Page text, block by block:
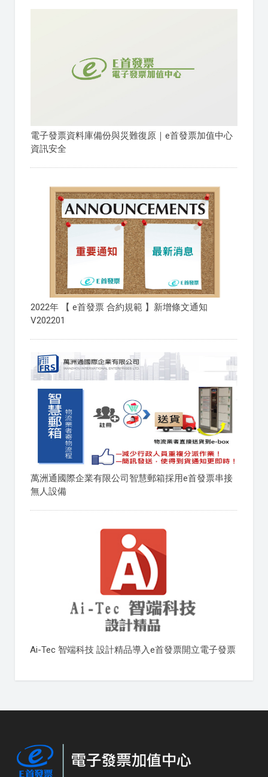
電子發票資料庫備份與災難復原｜e首發票加值中心
資訊安全
2022年 【 e首發票 合約規範 】新增條文通知
V202201
萬洲通國際企業有限公司智慧郵箱採用e首發票串接
無人設備
Ai-Tec 智端科技 設計精品導入e首發票開立電子發票